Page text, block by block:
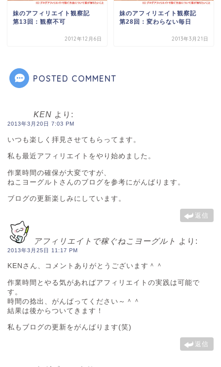
妹のアフィリエイト観察記
第13回：観察不可
2012年12月6日
妹のアフィリエイト観察記
第28回：変わらない毎日
2013年3月21日
POSTED COMMENT
KEN より:
2013年3月20日 7:03 PM
いつも楽しく拝見させてもらってます。
私も最近アフィリエイトをやり始めました。
作業時間の確保が大変ですが、
ねこヨーグルトさんのブログを参考にがんばります。
ブログの更新楽しみにしています。
返信
アフィリエイトで稼ぐねこヨーグルト より:
2013年3月25日 11:17 PM
KENさん、コメントありがとうございます＾＾
作業時間とやる気があればアフィリエイトの実践は可能で
す。
時間の捻出、がんばってください～＾＾
結果は後からついてきます！
私もブログの更新をがんばります(笑)
返信